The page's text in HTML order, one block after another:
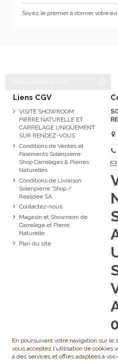
Soyez le premier à donner votre
Liens CGV
VISITE SHOWROOM
PIERRE NATURELLE ET
CARRELAGE UNIQUEMENT
SUR RENDEZ-VOUS
Conditions de Ventes et
Paiements Solenpierre
Shop Carrelages & Pierres
Naturelles
Conditions de Livraison
Solenpierre 'Shop /
Realidee SA
Contactez-nous
Magasin et Showroom de
Carrelage et Pierre
Naturelle
Plan du site
En poursuivant votre navigation sur le
vous acceptez l'utilisation de cookies
à des services et offres adaptées à